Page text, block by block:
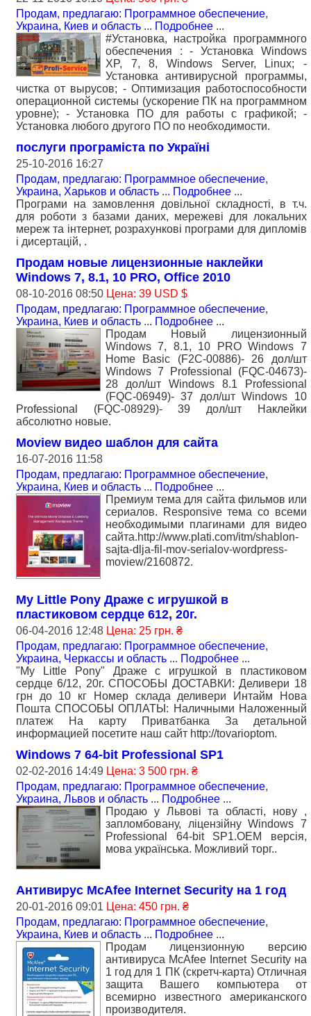
Продам, предлагаю: Программное обеспечение,
Украина, Киев и область ... Подробнее ...
#Установка, настройка программного
обеспечения : - Установка Windows
XP, 7, 8, Windows Server, Linux; -
Установка антивирусной программы,
чистка от вырусов; - Оптимизация работоспособности
операционной системы (ускорение ПК на программном
уровне); - Установка ПО для работы с графикой; -
Установка любого другого ПО по необходимости.
послуги програміста по Україні
25-10-2016 16:27
Продам, предлагаю: Программное обеспечение,
Украина, Харьков и область ... Подробнее ...
Програми на замовлення довільної складності, в т.ч.
для роботи з базами даних, мережеві для локальних
мереж та інтернет, розрахункові програми для дипломів
і дисертацій, .
Продам новые лицензионные наклейки
Windows 7, 8.1, 10 PRO, Office 2010
08-10-2016 08:50 Цена: 39 USD $
Продам, предлагаю: Программное обеспечение,
Украина, Киев и область ... Подробнее ...
Продам Новый лицензионный
Windows 7, 8.1, 10 PRO Windows 7
Home Basic (F2C-00886)- 26 дол/шт
Windows 7 Professional (FQC-04673)-
28 дол/шт Windows 8.1 Professional
(FQC-06949)- 37 дол/шт Windows 10
Professional (FQC-08929)- 39 дол/шт Наклейки
абсолютно новые.
Moview видео шаблон для сайта
16-07-2016 11:58
Продам, предлагаю: Программное обеспечение,
Украина, Киев и область ... Подробнее ...
Премиум тема для сайта фильмов или
сериалов. Responsive тема со всеми
необходимыми плагинами для видео
сайта.http://www.plati.com/itm/shablon-
sajta-dlja-fil-mov-serialov-wordpress-
moview/2160872.
My Little Pony Драже с игрушкой в
пластиковом сердце 612, 20г.
06-04-2016 12:48 Цена: 25 грн. ₴
Продам, предлагаю: Программное обеспечение,
Украина, Черкассы и область ... Подробнее ...
"My Little Pony" Драже с игрушкой в пластиковом
сердце 6/12, 20г. СПОСОБЫ ДОСТАВКИ: Деливери 18
грн до 10 кг Номер склада деливери Интайм Нова
Пошта СПОСОБЫ ОПЛАТЫ: Наличными Наложенный
платеж На карту Приватбанка За детальной
информацией посетите наш сайт http://tovarioptom.
Windows 7 64-bit Professional SP1
02-02-2016 14:49 Цена: 3 500 грн. ₴
Продам, предлагаю: Программное обеспечение,
Украина, Львов и область ... Подробнее ...
Продаю у Львові та області, нову ,
запломбовану, ліцензійну Windows 7
Professional 64-bit SP1.OEM версія,
мова українська. Можливий торг..
Антивирус McAfee Internet Security на 1 год
20-01-2016 09:01 Цена: 450 грн. ₴
Продам, предлагаю: Программное обеспечение,
Украина, Киев и область ... Подробнее ...
Продам лицензионную версию
антивируса McAfee Internet Security на
1 год для 1 ПК (скретч-карта) Отличная
защита Вашего компьютера от
всемирно известного американского
производителя.